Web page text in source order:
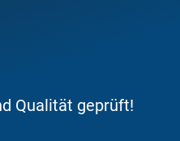
Qualität geprüft!